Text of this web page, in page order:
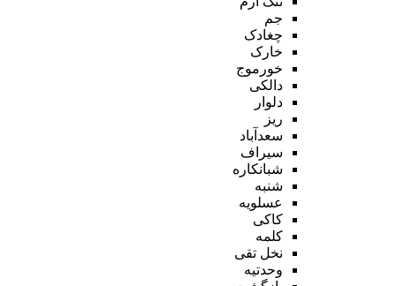
جم
چغادک
خارک
خورموج
دالکی
دلوار
ریز
سعدآباد
سیراف
شبانکاره
شنبه
عسلویه
کاکی
کلمه
نخل تقی
وحدتیه